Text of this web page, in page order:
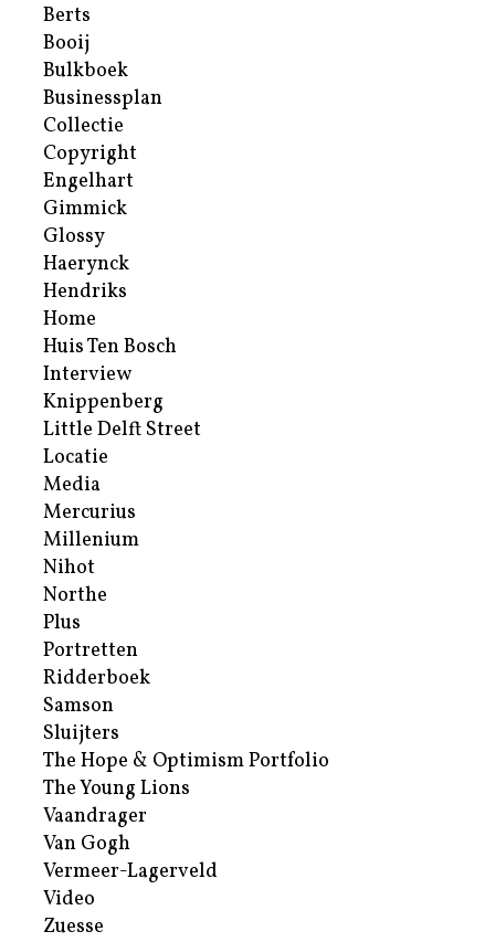
Berts
Booij
Bulkboek
Businessplan
Collectie
Copyright
Engelhart
Gimmick
Glossy
Haerynck
Hendriks
Home
Huis Ten Bosch
Interview
Knippenberg
Little Delft Street
Locatie
Media
Mercurius
Millenium
Nihot
Northe
Plus
Portretten
Ridderboek
Samson
Sluijters
The Hope & Optimism Portfolio
The Young Lions
Vaandrager
Van Gogh
Vermeer-Lagerveld
Video
Zuesse